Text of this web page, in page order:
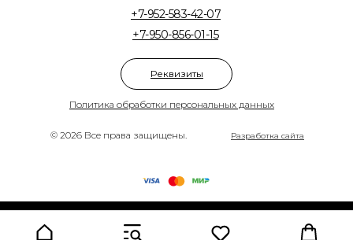
© 2026 Все права защищены.
Политика обработки персональных данных
+7-950-856-01-15
+7-952-583-42-07
Разработка сайта
Реквизиты
Made on Tilda